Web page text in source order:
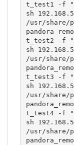
t_test1 -f "/
sh
/usr/share/
t_test2 -f "/
sh
/usr/share/
t_test3 -f "/
sh
/usr/share/
t_test4 -f "/
sh
/usr/share/